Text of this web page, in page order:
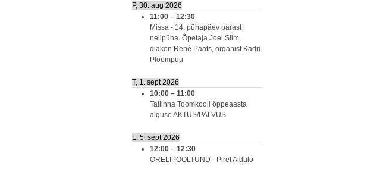
P, 30. aug 2026
11:00 – 12:30
Missa - 14. pühapäev pärast
nelipüha. Õpetaja Joel Siim,
diakon Renè Paats, organist Kadri
Ploompuu
T, 1. sept 2026
10:00 – 11:00
Tallinna Toomkooli õppeaasta
alguse AKTUS/PALVUS
L, 5. sept 2026
12:00 – 12:30
ORELIPOOLTUND - Piret Aidulo